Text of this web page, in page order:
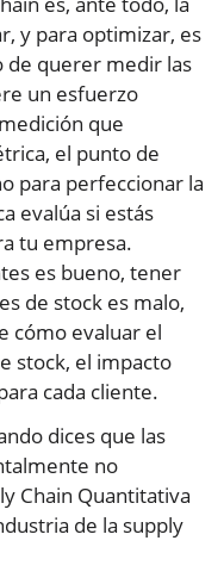
y para optimizar, es
de querer medir las
un esfuerzo
que
el punto de
para perfeccionar la
evalúa si estás
tu empresa.
es bueno, tener
de stock es malo,
cómo evaluar el
stock, el impacto
cada cliente.
dices que las
no
Chain Quantitativa
de la supply